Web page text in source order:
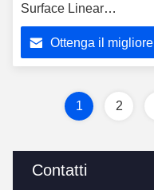
Contatti
Surface Linear
Suspended Lighting
Ottenga il migliore
1 2